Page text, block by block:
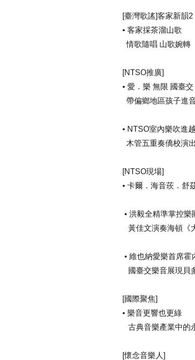
[臺灣歌謠]客家新韻2
• 客家採茶溜山歌
情歌隨唱 山歌婉轉
[NTSO推廣]
• 愛．樂 無限 國臺交
帶偏鄉地區孩子進
• NTSO室內樂吹進
木管五重奏僑校演
[NTSO現場]
• 卡爾．海音莰．舒
• 洪毅全精準掌控樂
黃佳文演奏海頓《
• 維也納愛樂首席霍
國臺交樂音展現貝
[國際聚焦]
• 樂音更響也更綠
古典音樂產業中的
[懷念音樂人 ]